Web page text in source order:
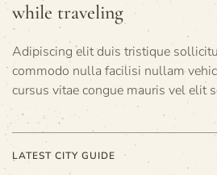
while traveling
Adipiscing elit duis tristique
commodo nulla facilisi nullam
cursus vitae congue mauris vel elit
LATEST CITY GUIDE